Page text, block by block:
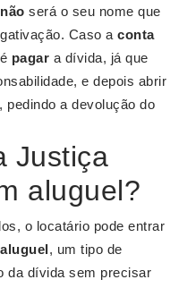
não será o seu nome que
Caso a conta
pagar a dívida, já que
e depois abrir
, pedindo a devolução do
Justiça
aluguel?
o locatário pode entrar
aluguel, um tipo de
da dívida sem precisar